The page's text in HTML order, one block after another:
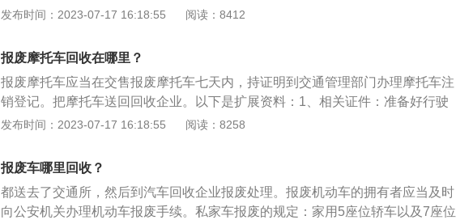
者应当及时将报废汽车交售给报废汽车回收企业。回收企业再向报废汽车的拥有
可以向汽车注册登记地的公安机关办理注销登记。
发布时间：2023-07-17 16:18:55 阅读：8412
报废摩托车回收在哪里？
报废摩托车应当在交售报废摩托车七天内，持证明到交通管理部门办理摩托车注
销登记。把摩托车送回回收企业。以下是扩展资料：1、相关证件：准备好行驶
证，驾驶证，等等相关材料去车管所，办理注销。车管所会对没有送回的摩托车
摩托车交给回收网点回收，填写《机动车回收登记表》。3、登记表上交：回收
网点当场支付回收款项给车主，将《机动车回收登记表》及相关材料交由利宝金
属回收公司回收拆解车辆及办理注销登记。
发布时间：2023-07-17 16:18:55 阅读：8258
报废车哪里回收？
都送去了交通所，然后到汽车回收企业报废处理。报废机动车的拥有者应当及时
向公安机关办理机动车报废手续。私家车报废的规定：家用5座位轿车以及7座位